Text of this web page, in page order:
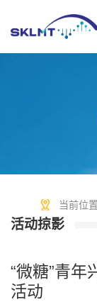
当前位
活动掠影
“微糖”青年
活动